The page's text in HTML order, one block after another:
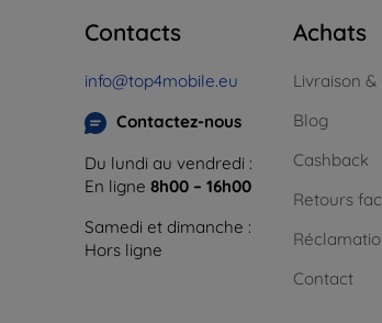
Contacts
info@top4mobile.eu
Contactez-nous
Du lundi au vendredi :
En ligne 8h00 – 16h00
Samedi et dimanche :
Hors ligne
Achats
Livraison
Blog
Cashback
Retours
Contact